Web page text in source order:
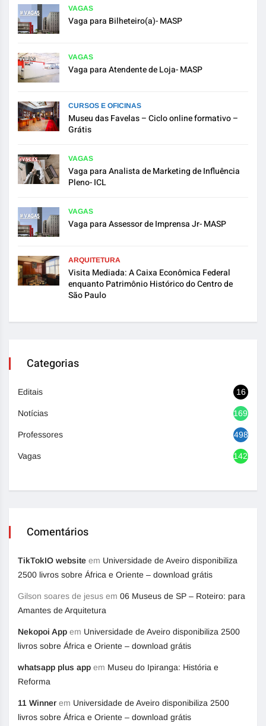
VAGAS
Vaga para Bilheteiro(a)- MASP
VAGAS
Vaga para Atendente de Loja- MASP
CURSOS E OFICINAS
Museu das Favelas – Ciclo online formativo –
Grátis
VAGAS
Vaga para Analista de Marketing de Influência
Pleno- ICL
VAGAS
Vaga para Assessor de Imprensa Jr- MASP
ARQUITETURA
Visita Mediada: A Caixa Econômica Federal
enquanto Patrimônio Histórico do Centro de
São Paulo
Categorias
Editais 16
Notícias 1692
Professores 498
Vagas 1420
Comentários
TikTokIO website em Universidade de Aveiro disponibiliza
2500 livros sobre África e Oriente – download grátis
Gilson soares de jesus em 06 Museus de SP – Roteiro: para
Amantes de Arquitetura
Nekopoi App em Universidade de Aveiro disponibiliza 2500
livros sobre África e Oriente – download grátis
whatsapp plus app em Museu do Ipiranga: História e
Reforma
11 Winner em Universidade de Aveiro disponibiliza 2500
livros sobre África e Oriente – download grátis